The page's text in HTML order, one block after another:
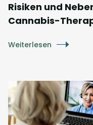
Risiken und
Cannabis-
Weiterlesen